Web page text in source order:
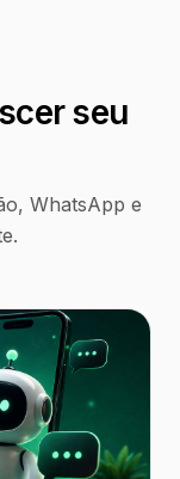
seu
WhatsApp e